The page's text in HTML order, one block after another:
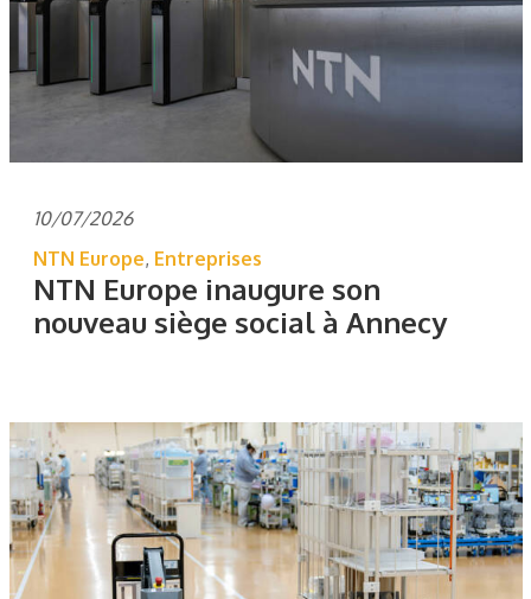
10/07/2026
NTN Europe, Entreprises
NTN Europe inaugure son
nouveau siège social à Annecy